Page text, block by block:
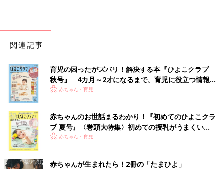
関連記事
育児の困ったがズバリ！解決する本『ひよこクラブ
秋号』 4カ月～2才になるまで、育児に役立つ情報が
いっぱい！
赤ちゃん・育児
赤ちゃんのお世話まるわかり！『初めてのひよこクラ
ブ 夏号』〈巻頭大特集〉初めての授乳がうまくい
く！ おっぱい・ミルクの基本と夏のトラブル 解決テ
赤ちゃん・育児
赤ちゃんが生まれたら！2冊の「たまひよ」